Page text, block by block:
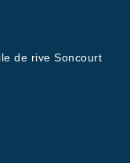
de rive Soncourt